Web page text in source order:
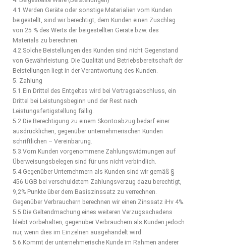
4.1.Werden Geräte oder sonstige Materialien vom Kunden
beigestellt, sind wir berechtigt, dem Kunden einen Zuschlag
von 25 % des Werts der beigestellten Geräte bzw. des
Materials zu berechnen.
4.2.Solche Beistellungen des Kunden sind nicht Gegenstand
von Gewährleistung. Die Qualität und Betriebsbereitschaft der
Beistellungen liegt in der Verantwortung des Kunden.
5. Zahlung
5.1.Ein Drittel des Entgeltes wird bei Vertragsabschluss, ein
Drittel bei Leistungsbeginn und der Rest nach
Leistungsfertigstellung fällig.
5.2.Die Berechtigung zu einem Skontoabzug bedarf einer
ausdrücklichen, gegenüber unternehmerischen Kunden
schriftlichen – Vereinbarung.
5.3.Vom Kunden vorgenommene Zahlungswidmungen auf
Überweisungsbelegen sind für uns nicht verbindlich.
5.4.Gegenüber Unternehmern als Kunden sind wir gemäß §
456 UGB bei verschuldetem Zahlungsverzug dazu berechtigt,
9,2% Punkte über dem Basiszinssatz zu verrechnen.
Gegenüber Verbrauchern berechnen wir einen Zinssatz iHv 4%.
5.5.Die Geltendmachung eines weiteren Verzugsschadens
bleibt vorbehalten, gegenüber Verbrauchern als Kunden jedoch
nur, wenn dies im Einzelnen ausgehandelt wird.
5.6.Kommt der unternehmerische Kunde im Rahmen anderer